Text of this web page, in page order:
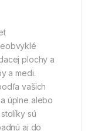
plochy a
a medi.
vašich
úplne alebo
sú
aj do